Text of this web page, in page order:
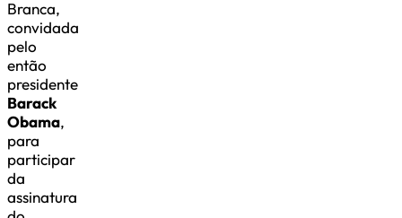
Branca,
convidada
pelo
então
presidente
Barack
Obama,
para
participar
da
assinatura